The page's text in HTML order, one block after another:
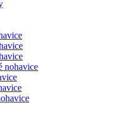
nohavice